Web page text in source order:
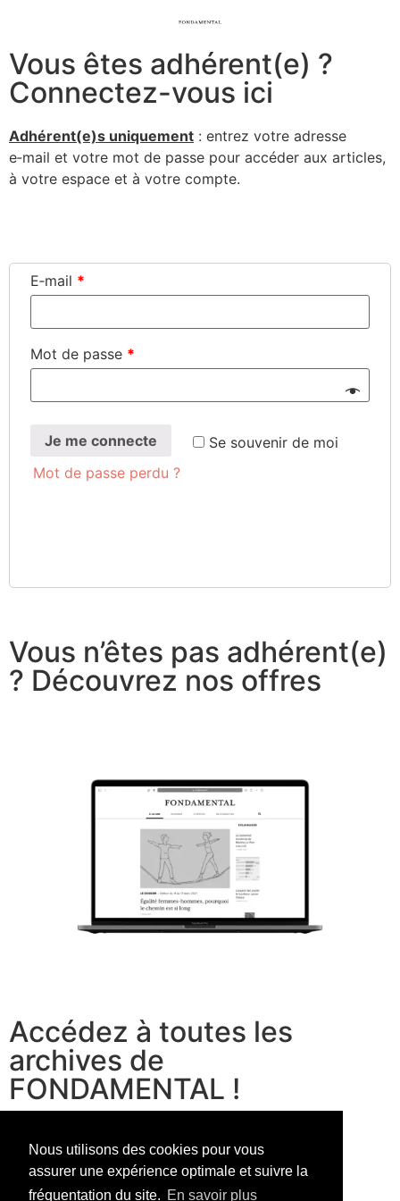
Nous utilisons des cookies pour vous
assurer une expérience optimale et suivre la
fréquentation du site. En savoir plus
Vous êtes adhérent(e) ?
Connectez-vous ici
Adhérent(e)s uni­que­ment : entrez votre adresse
e‑mail et votre mot de passe pour accé­der aux articles,
à votre espace et à votre compte.
E‑mail *
Mot de passe *
Se sou­ve­nir de moi
Je me connecte
Mot de passe perdu ?
Vous n’êtes pas adhérent(e)
? Découvrez nos offres
Accédez à toutes les
archives de
FONDAMENTAL !